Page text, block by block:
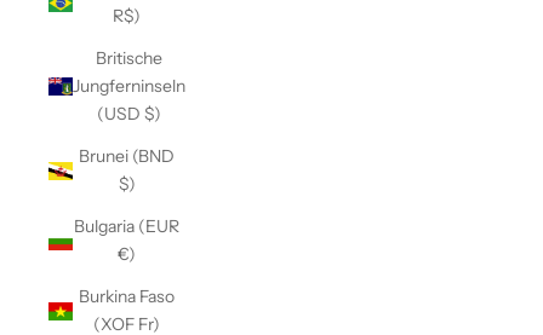
R$)
Britische
Jungferninseln
(USD $)
Brunei (BND
$)
Bulgaria (EUR
€)
Burkina Faso
(XOF Fr)